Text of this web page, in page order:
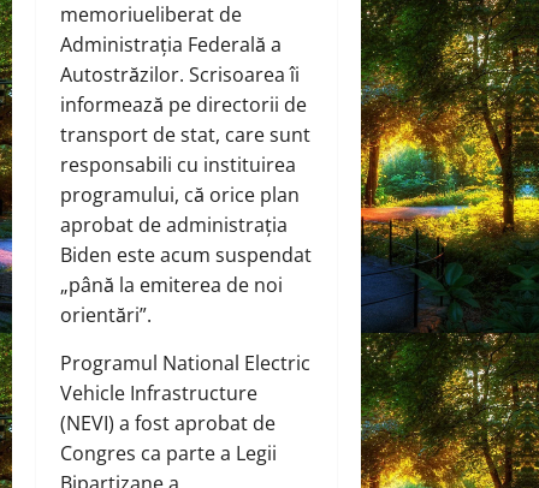
memoriueliberat de
Administrația Federală a
Autostrăzilor. Scrisoarea îi
informează pe directorii de
transport de stat, care sunt
responsabili cu instituirea
programului, că orice plan
aprobat de administrația
Biden este acum suspendat
„până la emiterea de noi
orientări”.
Programul National Electric
Vehicle Infrastructure
(NEVI) a fost aprobat de
Congres ca parte a Legii